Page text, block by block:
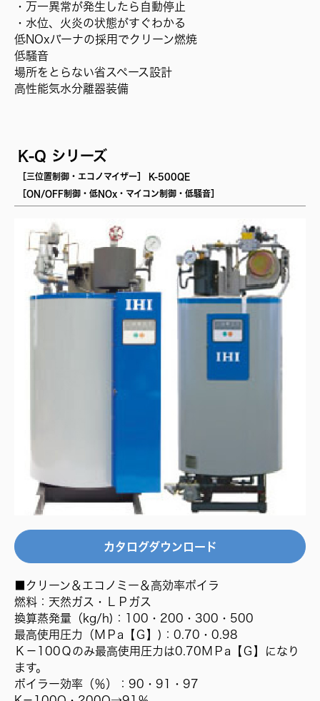
・万一異常が発生したら自動停止
・水位、火炎の状態がすぐわかる
低NOxバーナの採用でクリーン燃焼
低騒音
場所をとらない省スペース設計
高性能気水分離器装備
K-Q シリーズ
［三位置制御・エコノマイザー］ K-500QE
［ON/OFF制御・低NOx・マイコン制御・低騒音］
カタログダウンロード
■クリーン＆エコノミー＆高効率ボイラ
燃料：天然ガス・ＬＰガス
換算蒸発量（kg/h)：100・200・300・500
最高使用圧力（ＭＰa【Ｇ】)：0.70・0.98
Ｋ－100Ｑのみ最高使用圧力は0.70ＭＰa【Ｇ】になり
ます。
ボイラー効率（％）：90・91・97